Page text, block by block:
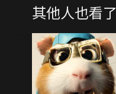
其他人也看了